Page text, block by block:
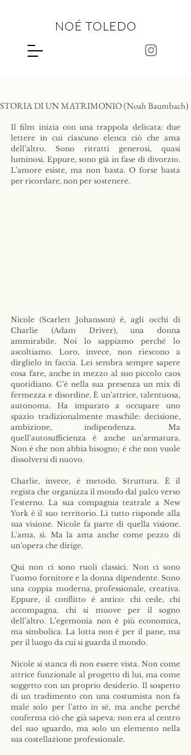
NOÉ TOLEDO
STORIA DI UN MATRIMONIO (Noah Baumbach)
Il film inizia con una trappola delicata: due
lettere in cui ciascuno elenca ciò che ama
dell’altro. Sono ritratti generosi, quasi
luminosi. Eppure, sono già in fase di divorzio.
L’amore esiste, ma non basta. O forse basta
per ricordare, non per sostenere.
Nicole (Scarlett Johansson) è, agli occhi di
Charlie (Adam Driver), una donna
ammirabile. Noi lo sappiamo perché lo
ascoltiamo. Loro, invece, non riescono a
dirglielo in faccia. Lei sembra sempre sapere
cosa fare, anche in mezzo al suo piccolo caos
quotidiano. C’è nella sua presenza un mix di
fermezza e disordine. È un’attrice, talentuosa,
autonoma. Ha imparato a occupare uno
spazio tradizionalmente maschile: decisione,
ambizione, indipendenza. Ma
quell’autosufficienza è anche un’armatura.
Non è che non abbia bisogno; è che non vuole
dissolversi di nuovo.
Charlie, invece, è metodo. Struttura. È il
regista che organizza il mondo dal palco verso
l’esterno. La sua compagnia teatrale a New
York è il suo territorio. Lì tutto risponde alla
sua visione. Nicole fa parte di quella visione.
L'ama, sì. Ma la ama anche come pezzo di
un’opera che dirige.
Qui non ci sono ruoli classici. Non ci sono
l’uomo fornitore e la donna dipendente. Sono
una coppia moderna, professionale, creativa.
Eppure, il conflitto è antico: chi cede, chi
accompagna, chi si muove per il sogno
dell’altro. L’egemonia non è più economica,
ma simbolica. La lotta non è per il pane, ma
per il luogo da cui si guarda il mondo.
Nicole si stanca di non essere vista. Non come
attrice funzionale al progetto di lui, ma come
soggetto con un proprio desiderio. Il sospetto
di un tradimento con una costumista non fa
male solo per l’atto in sé, ma anche perché
conferma ciò che già sapeva: non era al centro
del suo sguardo, ma solo un elemento nella
sua costellazione professionale.